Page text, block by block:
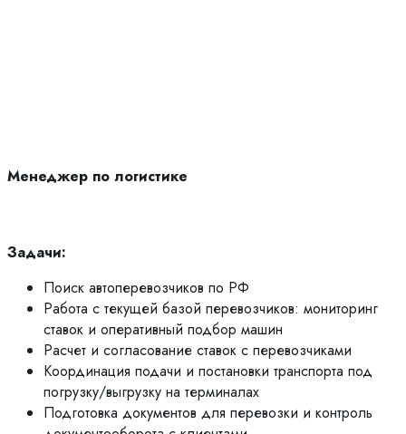
Менеджер по логистике
Задачи:
Поиск автоперевозчиков по РФ
Работа с текущей базой перевозчиков: мониторинг
ставок и оперативный подбор машин
Расчет и согласование ставок с перевозчиками
Координация подачи и постановки транспорта под
погрузку/выгрузку на терминалах
Подготовка документов для перевозки и контроль